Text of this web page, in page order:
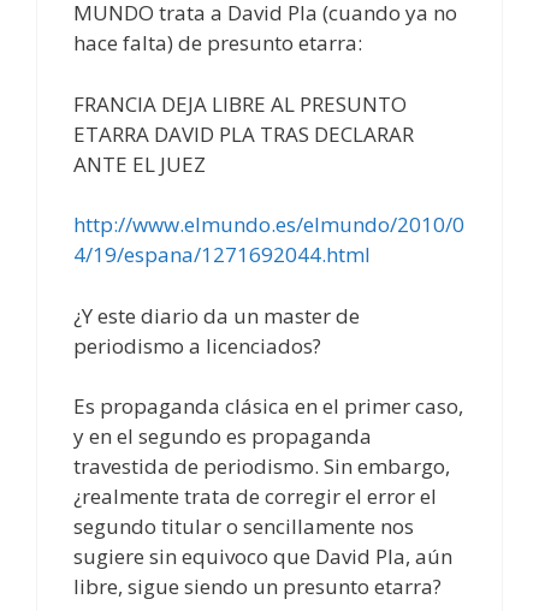
MUNDO trata a David Pla (cuando ya no
hace falta) de presunto etarra:
FRANCIA DEJA LIBRE AL PRESUNTO
ETARRA DAVID PLA TRAS DECLARAR
ANTE EL JUEZ
http://www.elmundo.es/elmundo/2010/0
4/19/espana/1271692044.html
¿Y este diario da un master de
periodismo a licenciados?
Es propaganda clásica en el primer caso,
y en el segundo es propaganda
travestida de periodismo. Sin embargo,
¿realmente trata de corregir el error el
segundo titular o sencillamente nos
sugiere sin equivoco que David Pla, aún
libre, sigue siendo un presunto etarra?